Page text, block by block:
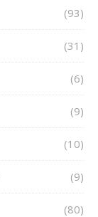
(93)
(31)
(6)
(9)
(10)
(9)
(80)